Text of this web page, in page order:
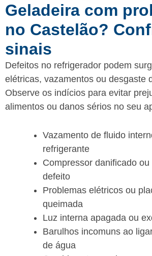
Geladeira com
no Castelão?
sinais
Defeitos no refrigerador podem
elétricas, vazamentos ou desgaste
Observe os indícios para evitar
alimentos ou danos sérios no seu
Vazamento de fluido
refrigerante
Compressor danificado
defeito
Problemas elétricos ou
queimada
Luz interna apagada ou
Barulhos incomuns ao
de água